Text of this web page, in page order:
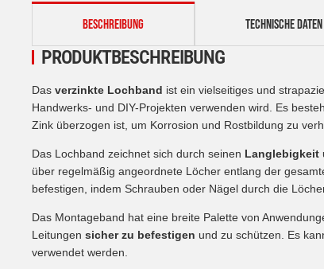
weitere Registerkarten anzeigen
BESCHREIBUNG TECHNISCHE DATEN
PRODUKTBESCHREIBUNG
Das verzinkte Lochband ist ein vielseitiges und
Handwerks- und DIY-Projekten verwenden wird. Es
Zink überzogen ist, um Korrosion und Rostbildung zu
Das Lochband zeichnet sich durch seinen Langlebigkeit
über regelmäßig angeordnete Löcher entlang der
befestigen, indem Schrauben oder Nägel durch die
Das Montageband hat eine breite Palette von
Leitungen sicher zu befestigen und zu schützen. Es
verwendet werden.